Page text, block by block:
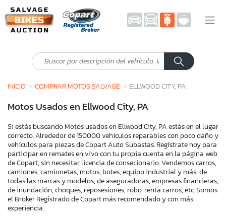
INICIO COMPRAR MOTOS SALVAGE ELLWOOD CITY, PA
Motos Usados en Ellwood City, PA
Si estás buscando Motos usados en Ellwood City, PA estás en el lugar
correcto. Alrededor de 150000 vehículos reparables con poco daño y
vehículos para piezas de Copart Auto Subastas. Regístrate hoy para
participar en remates en vivo con tu propia cuenta en la página web
de Copart, sin necesitar licencia de consecionario. Vendemos carros,
camiones, camionetas, motos, botes, equipo industrial y más, de
todas las marcas y modelos, de aseguradoras, empresas financieras,
de inundación, choques, reposesiones, robo, renta carros, etc. Somos
el Broker Registrado de Copart más recomendado y con más
experiencia.